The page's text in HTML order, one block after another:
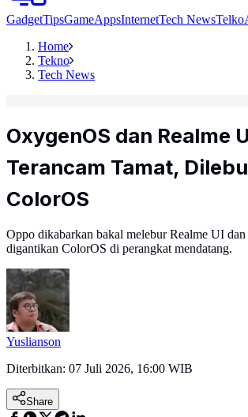
GadgetTipsGameAppsInternetTech NewsTelko
Home
Tekno
Tech News
OxygenOS dan Realme
Terancam Tamat,
ColorOS
Oppo dikabarkan bakal melebur Realme UI
digantikan ColorOS di perangkat mendatang.
Yuslianson
Diterbitkan: 07 Juli 2026, 16:00 WIB
Share